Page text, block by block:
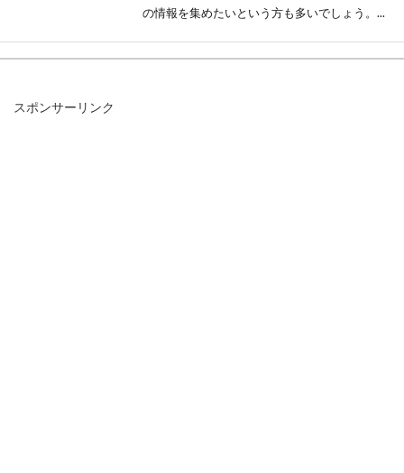
の情報を集めたいという方も多いでしょう。...
スポンサーリンク